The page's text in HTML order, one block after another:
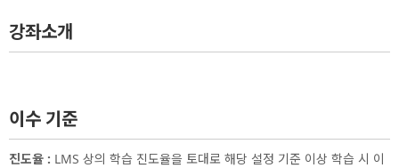
강좌소개
이수 기준
진도율 : LMS 상의 학습 진도율을 토대로 해당 설정 기준 이상 학습 시 이